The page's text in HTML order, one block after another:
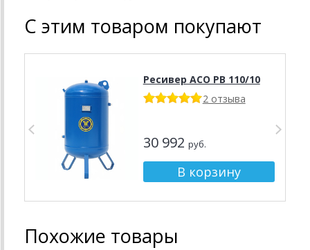
С этим товаром покупают
Ресивер АСО РВ 110/10
2 отзыва
30 992 руб.
Похожие товары